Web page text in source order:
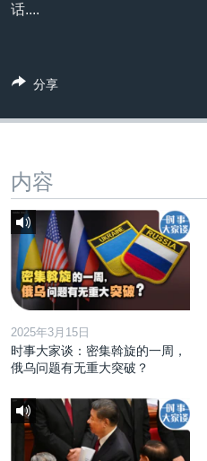
全球议题
环境
美国建国250周年
美国之音专访
南中国海争端
关注新疆
GEN Z 看美国
话....
分享
内容
2025年3月15日
时事大家谈：密集斡旋的一周，
俄乌问题有无重大突破？